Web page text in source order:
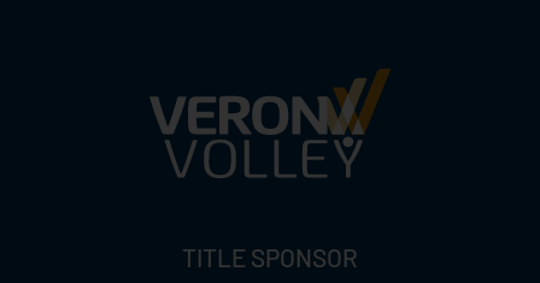
TITLE SPONSOR